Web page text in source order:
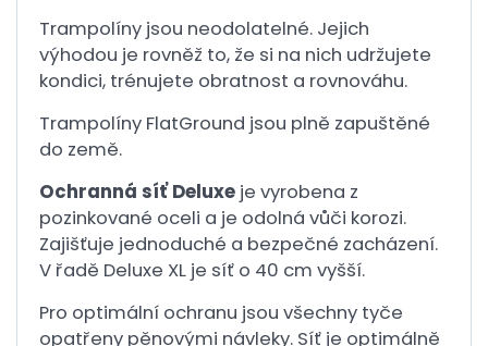
Trampolíny jsou neodolatelné. Jejich
výhodou je rovněž to, že si na nich udržujete
kondici, trénujete obratnost a rovnováhu.
Trampolíny FlatGround jsou plně zapuštěné
do země.
Ochranná síť Deluxe je vyrobena z
pozinkované oceli a je odolná vůči korozi.
Zajišťuje jednoduché a bezpečné zacházení.
V řadě Deluxe XL je síť o 40 cm vyšší.
Pro optimální ochranu jsou všechny tyče
opatřeny pěnovými návleky. Síť je optimálně